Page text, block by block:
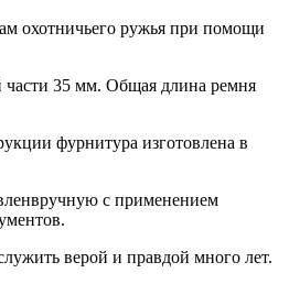
охотничьего ружья при помощи
35 мм. Общая длина ремня
фурнитура изготовлена в
с применением
верой и правдой много лет.